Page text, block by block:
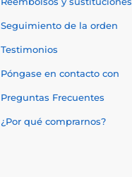
Seguimiento de la orden
Testimonios
Póngase en contacto con
Preguntas Frecuentes
¿Por qué comprarnos?